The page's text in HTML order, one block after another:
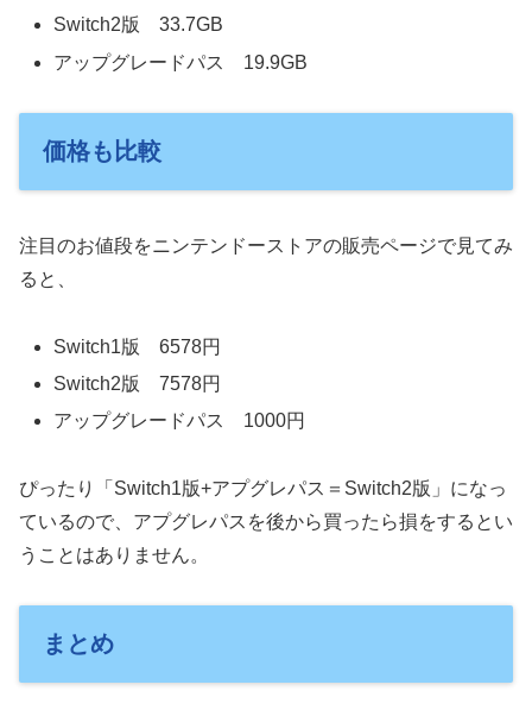
Switch2版 33.7GB
アップグレードパス 19.9GB
価格も比較
注目のお値段をニンテンドーストアの販売ページで見てみ
ると、
Switch1版 6578円
Switch2版 7578円
アップグレードパス 1000円
ぴったり「Switch1版+アプグレパス＝Switch2版」になっ
ているので、アプグレパスを後から買ったら損をするとい
うことはありません。
まとめ